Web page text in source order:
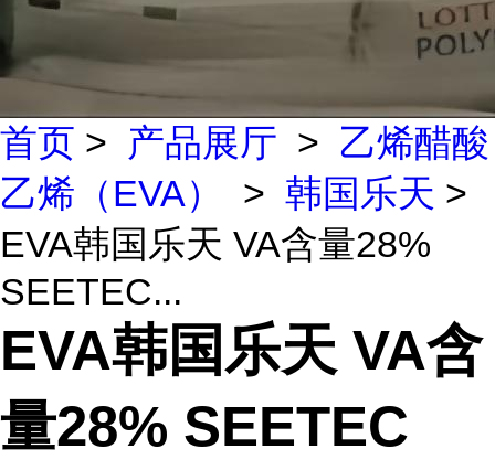
首页 > 产品展厅 > 乙烯醋酸
乙烯（EVA）
> 韩国乐天 >
EVA韩国乐天 VA含量28%
SEETEC...
EVA韩国乐天 VA含
量28% SEETEC